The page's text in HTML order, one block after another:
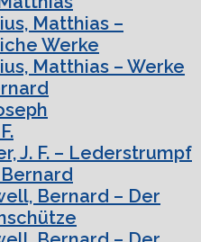
Matthias –
Werke
Matthias – Werke
J. F. – Lederstrumpf
Bernard – Der